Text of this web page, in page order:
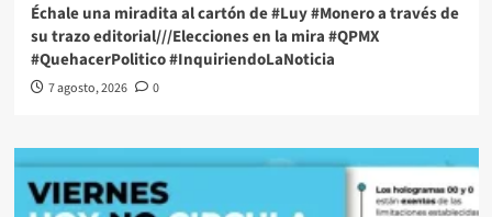
Échale una miradita al cartón de #Luy #Monero a través de
su trazo editorial///Elecciones en la mira #QPMX
#QuehacerPolitico #InquiriendoLaNoticia
7 agosto, 2026 0